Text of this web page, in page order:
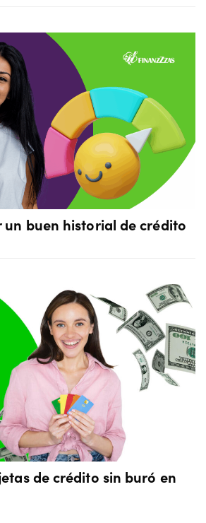
un buen historial de crédito
de crédito sin buró en